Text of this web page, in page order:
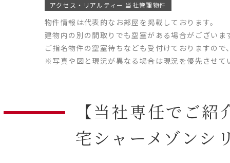
アクセス・リアルティー 当社管理物件
物件情報は代表的なお部屋を掲載しております。
建物内の別の間取りでも空室がある場合がございま
ご指名物件の空室待ちなども受付けておりますの
※写真や図と現況が異なる場合は現況を優先させて
【当社専任でご
宅シャーメゾンシ